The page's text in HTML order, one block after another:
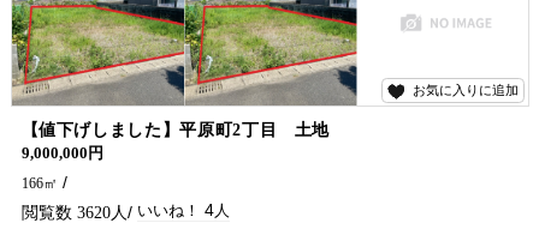
お気に入りに追加
【値下げしました】平原町2丁目 土地
9,000,000円
166㎡
3620 4